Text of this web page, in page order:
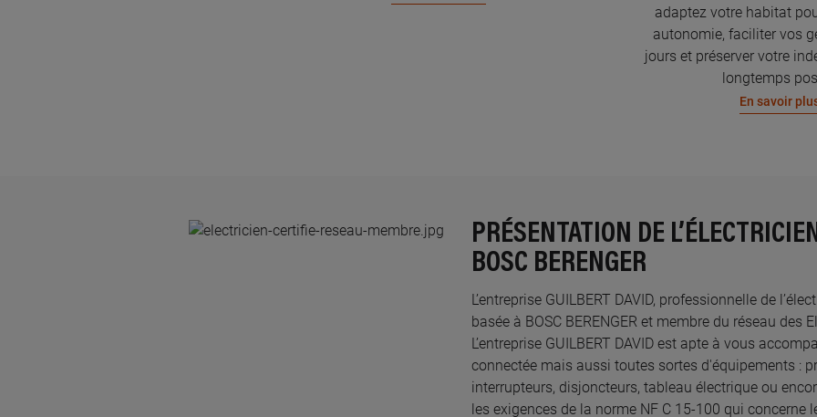
adaptez votre habitat
autonomie, faciliter vos
jours et préserver votre
longtemps
En savoir
PRÉSENTATION DE
BOSC BERENGER
L’entreprise GUILBERT DAVID, professionnelle de
basée à BOSC BERENGER et membre du réseau des
L’entreprise GUILBERT DAVID est apte à vous
connectée mais aussi toutes sortes d'équipements :
interrupteurs, disjoncteurs, tableau électrique ou
les exigences de la norme NF C 15-100 qui concerne